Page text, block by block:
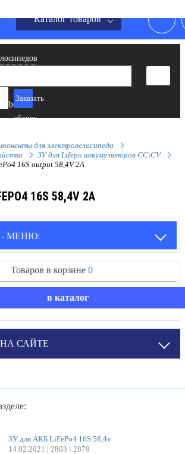
Заказать
сборку
Каталог товаров
для электровелосипеда
ЗУ для Lifepo аккумуляторов CC\CV
16S output 58,4V 2A
16S 58,4V 2A
МЕНЮ:
Товаров в корзине 0
в каталог
САЙТЕ
ЗУ для АКБ LiFePo4 16S 58,4v
14.02.2021 | 2803 \ 2879